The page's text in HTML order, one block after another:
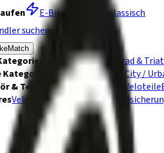
E-Bikes
Velos Klassisch
suchen
MountainbikeRennrad &
E-Mountainbike E-City /
& Teile kaufen
Velozubehör Veloteile
VelobörseMarkenTCS